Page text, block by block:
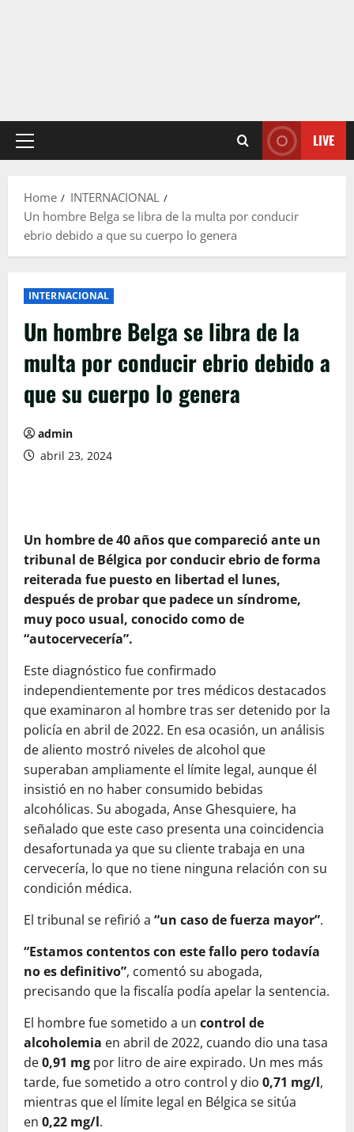
Primary
LIVE
Home
INTERNACIONAL
Un hombre Belga se libra de la multa por conducir
ebrio debido a que su cuerpo lo genera
INTERNACIONAL
Un hombre Belga se libra de la
multa por conducir ebrio debido a
que su cuerpo lo genera
admin
abril 23, 2024
Un hombre de 40 años que compareció ante un
tribunal de Bélgica por conducir ebrio de forma
reiterada fue puesto en libertad el lunes,
después de probar que padece un síndrome,
muy poco usual, conocido como de
“autocervecería”.
Este diagnóstico fue confirmado
independientemente por tres médicos destacados
que examinaron al hombre tras ser detenido por la
policía en abril de 2022. En esa ocasión, un análisis
de aliento mostró niveles de alcohol que
superaban ampliamente el límite legal, aunque él
insistió en no haber consumido bebidas
alcohólicas. Su abogada, Anse Ghesquiere, ha
señalado que este caso presenta una coincidencia
desafortunada ya que su cliente trabaja en una
cervecería, lo que no tiene ninguna relación con su
condición médica.
El tribunal se refirió a “un caso de fuerza mayor”.
“Estamos contentos con este fallo pero todavía
no es definitivo”, comentó su abogada,
precisando que la fiscalía podía apelar la sentencia.
El hombre fue sometido a un control de
alcoholemia en abril de 2022, cuando dio una tasa
de0,91 mg por litro de aire expirado. Un mes más
tarde, fue sometido a otro control y dio 0,71 mg/l,
mientras que el límite legal en Bélgica se sitúa
en 0,22 mg/l.